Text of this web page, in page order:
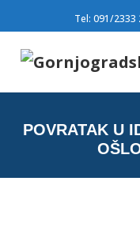
Tel: 091/2333
POVRATAK U